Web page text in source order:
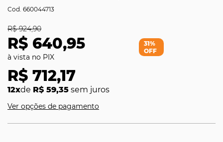
660044713
R$ 640,95
R$ 924,90
R$ 712,17
12xde R$ 59,35 sem juros
31%
OFF
Ver opções de pagamento